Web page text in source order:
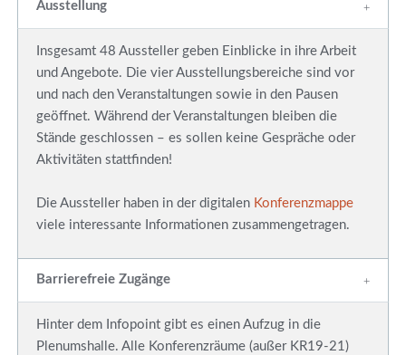
Ausstellung
Insgesamt 48 Aussteller geben Einblicke in ihre Arbeit
und Angebote. Die vier Ausstellungsbereiche sind vor
und nach den Veranstaltungen sowie in den Pausen
geöffnet. Während der Veranstaltungen bleiben die
Stände geschlossen – es sollen keine Gespräche oder
Aktivitäten stattfinden!
Die Aussteller haben in der digitalen Konferenzmappe
viele interessante Informationen zusammengetragen.
Barrierefreie Zugänge
Hinter dem Infopoint gibt es einen Aufzug in die
Plenumshalle. Alle Konferenzräume (außer KR19-21)